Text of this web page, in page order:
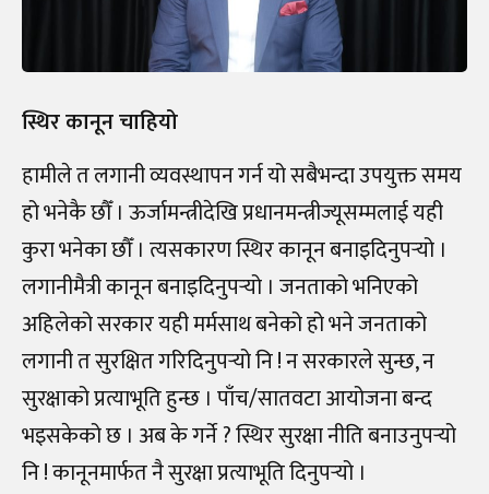
स्थिर कानून चाहियो
हामीले त लगानी व्यवस्थापन गर्न यो सबैभन्दा उपयुक्त समय
हो भनेकै छौँ । ऊर्जामन्त्रीदेखि प्रधानमन्त्रीज्यूसम्मलाई यही
कुरा भनेका छौँ । त्यसकारण स्थिर कानून बनाइदिनुपर्‍यो ।
लगानीमैत्री कानून बनाइदिनुपर्‍यो । जनताको भनिएको
अहिलेको सरकार यही मर्मसाथ बनेको हो भने जनताको
लगानी त सुरक्षित गरिदिनुपर्‍यो नि ! न सरकारले सुन्छ, न
सुरक्षाको प्रत्याभूति हुन्छ । पाँच/सातवटा आयोजना बन्द
भइसकेको छ । अब के गर्ने ? स्थिर सुरक्षा नीति बनाउनुपर्‍यो
नि ! कानूनमार्फत नै सुरक्षा प्रत्याभूति दिनुपर्‍यो ।